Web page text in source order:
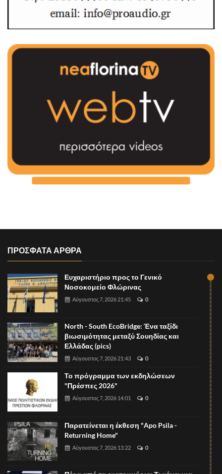
ΠΡΟΣΦΑΤΑ ΑΡΘΡΑ
Ευχαριστήριο προς το Γενικό
Νοσοκομείο Φλώρινας
Αύγουστος 7, 2026 21:45 0
North - South EcoBridge: Ένα ταξίδι
βιωσιμότητας μεταξύ Σουηδίας και
Ελλάδας (pics)
Αύγουστος 7, 2026 21:43 0
Το πρόγραμμα των εκδηλώσεων
"Πρέσπες 2026"
Αύγουστος 7, 2026 14:01 0
Παρατείνεται η έκθεση "Apo Psila -
Returning Home"
Αύγουστος 7, 2026 13:22 0